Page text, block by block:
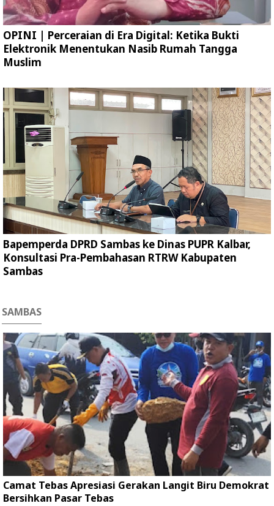
OPINI | Perceraian di Era Digital: Ketika Bukti
Elektronik Menentukan Nasib Rumah Tangga
Muslim
Bapemperda DPRD Sambas ke Dinas PUPR Kalbar,
Konsultasi Pra-Pembahasan RTRW Kabupaten
Sambas
SAMBAS
Camat Tebas Apresiasi Gerakan Langit Biru Demokrat
Bersihkan Pasar Tebas